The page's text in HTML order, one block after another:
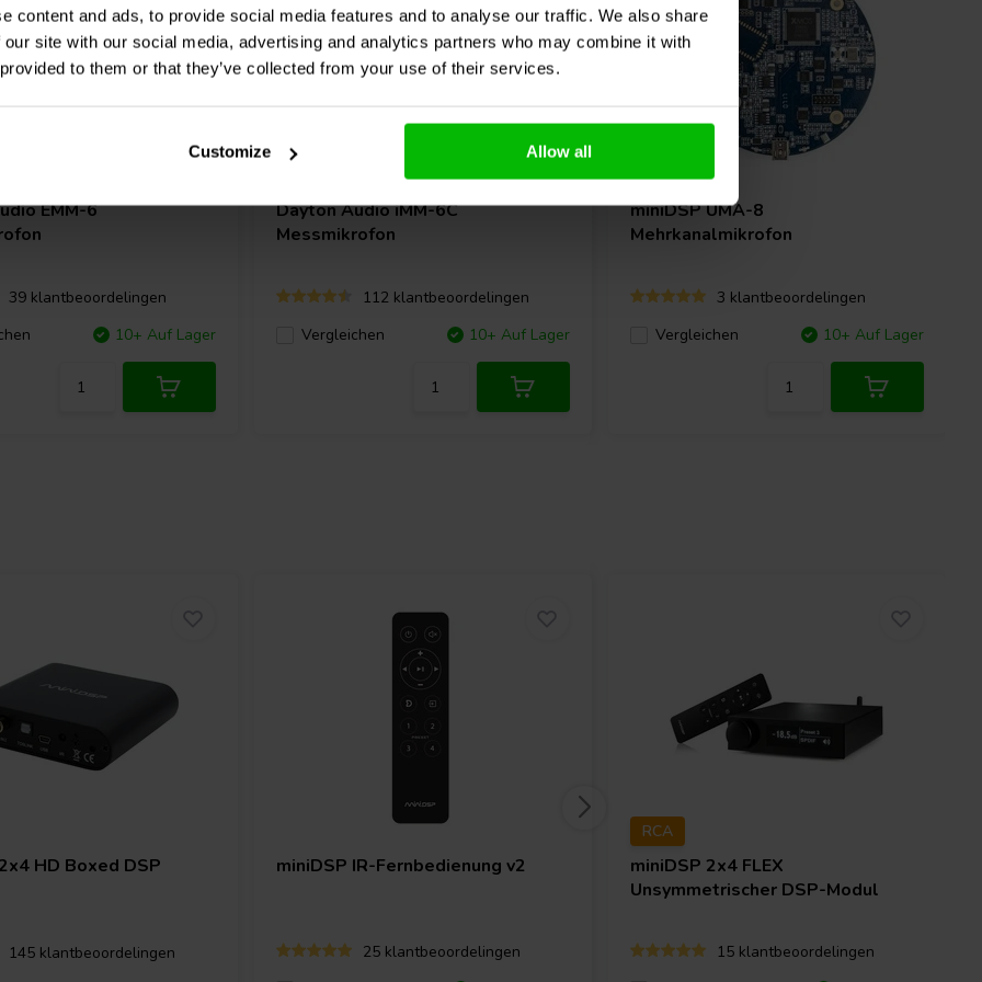
content and ads, to provide social media features and to analyse our traffic. We also share
site with our social media, advertising and analytics partners who may combine it with
to them or that they’ve collected from your use of their services.
Customize Allow all
finden Sie auf dem miniDSP
von 20 Hz bis 20 kHz.
Darüber hinaus gibt es eine
die Verwendung mit Surround-
suchen Sie nach der 7-
Die Datei kann
UMIK-1 und dem
oder
Adapter" an ein iPad oder iPhone
zum Download
sein. Zum Messen eines
Sie die 90-Grad-
EMM-6
39 klantbeoordelingen
10+ Auf Lager
Dayton AudioiMM-6C
Messmikrofon
112 klantbeoordelingen
Vergleichen
10+ Auf Lager
USB 2.0
miniDSPUMA-8
Mehrkanalmikrofon
3 klantbeoordelingen
Vergleichen
10+ Auf Lager
2x4 HD Boxed DSP
145 klantbeoordelingen
miniDSP IR-Fernbedienung v2
25 klantbeoordelingen
RCA
miniDSP 2x4 FLEX
Unsymmetrischer DSP-Modul
15 klantbeoordelingen